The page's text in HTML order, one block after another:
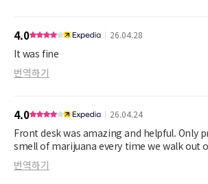
4.0 26.04.28
It was fine
번역하기
4.0 26.04.24
Front desk was amazing and helpful. Only
smell of marijuana every time we walk out
번역하기